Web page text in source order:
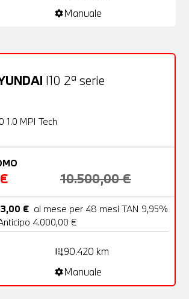
settingsManuale
I10 2ª serie
OFFERTA
1.0 MPI Tech
10.500,00 €
€ al mese per 48 mesi TAN 9,95%
4.000,00 €
add_road90.420 km
settingsManuale